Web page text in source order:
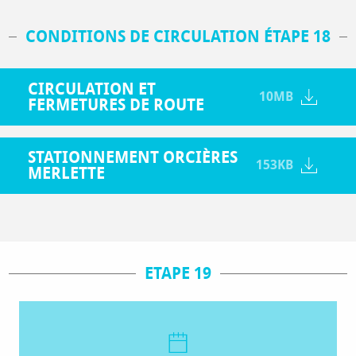
CONDITIONS DE CIRCULATION ÉTAPE 18
CIRCULATION ET
FERMETURES DE ROUTE
10MB
STATIONNEMENT ORCIÈRES
MERLETTE
153KB
ETAPE 19